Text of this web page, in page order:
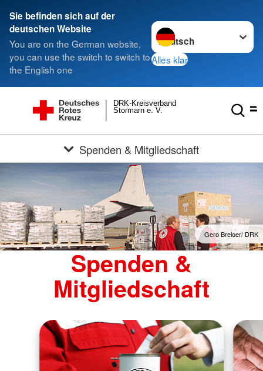
Sie befinden sich auf der
deutschen Website
You are on the German website,
you can use the switch to switch to
the English one
Sprache wechseln zu
Alles klar
Stormarn e. V.
DRK-Kreisverband
Spenden & Mitgliedschaft
Gero Breloer/ DRK
Spenden &
Mitgliedschaft